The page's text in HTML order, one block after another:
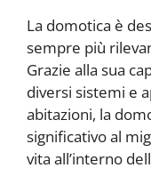
La domotica è
sempre più
Grazie alla sua
diversi sistemi e
abitazioni, la
significativo al
vita all’interno